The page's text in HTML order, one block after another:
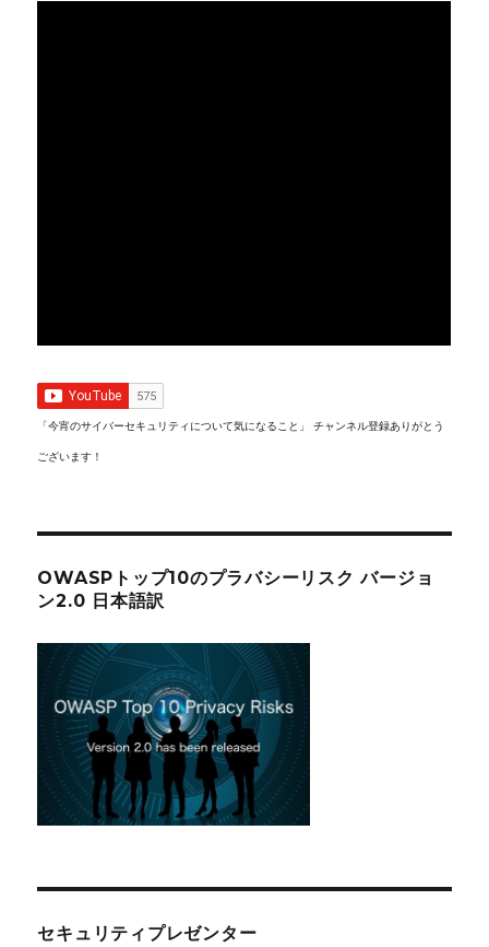
「今宵のサイバーセキュリティについて気になること」 チャンネル登録ありがとう
ございます！
OWASPトップ10のプラバシーリスク バージョ
ン2.0 日本語訳
セキュリティプレゼンター